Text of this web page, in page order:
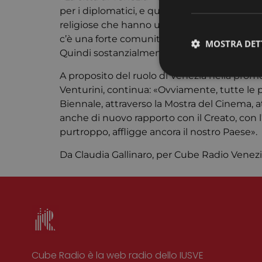
per i diplomatici, e quindi ha saputo, negli
religiose che hanno un ottimo rapporto tra
c’è una forte comunità ebraica, molto
Quindi sostanzialmente Venezia, già
A proposito del ruolo di Venezia nella
Venturini, continua: «Ovviamente, tutte le
Biennale, attraverso la Mostra del
anche di nuovo rapporto con il Creato,
purtroppo, affligge ancora il nostro Paese».
Da Claudia Gallinaro, per Cube Radio
Cube Radio è la web radio dello IUSVE
MOSTRA
I cookie
dell'account. Il sito
Nome